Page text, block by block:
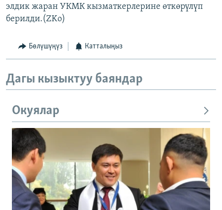
элдик жаран УКМК кызматкерлерине өткөрүлүп
берилди.(ZKo)
Бөлүшүңүз Катталыңыз
Дагы кызыктуу баяндар
Окуялар